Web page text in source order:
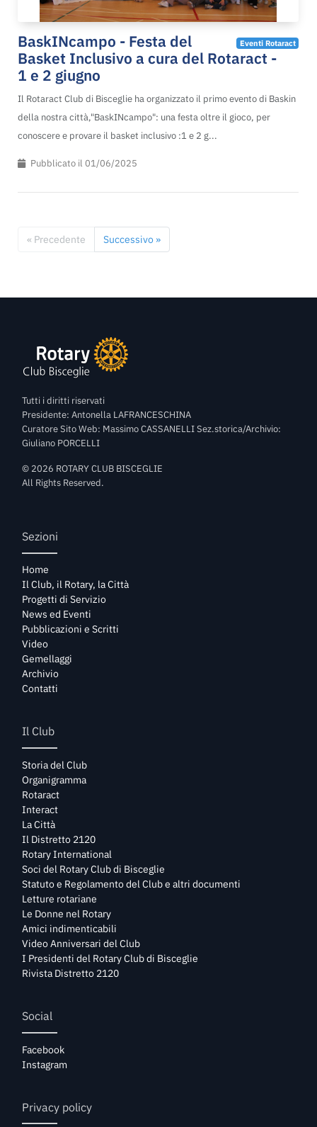
Eventi Rotaract
BaskINcampo - Festa del
Basket Inclusivo a cura del Rotaract -
1 e 2 giugno
Il Rotaract Club di Bisceglie ha organizzato il primo evento di Baskin
della nostra città,"BaskINcampo": una festa oltre il gioco, per
conoscere e provare il basket inclusivo :1 e 2 g...
Pubblicato il 01/06/2025
« Precedente Successivo »
Tutti i diritti riservati
Presidente: Antonella LAFRANCESCHINA
Curatore Sito Web: Massimo CASSANELLI Sez.storica/Archivio:
Giuliano PORCELLI
© 2026 ROTARY CLUB BISCEGLIE
All Rights Reserved.
Sezioni
Home
Il Club, il Rotary, la Città
Progetti di Servizio
News ed Eventi
Pubblicazioni e Scritti
Video
Gemellaggi
Archivio
Contatti
Il Club
Storia del Club
Organigramma
Rotaract
Interact
La Città
Il Distretto 2120
Rotary International
Soci del Rotary Club di Bisceglie
Statuto e Regolamento del Club e altri documenti
Letture rotariane
Le Donne nel Rotary
Amici indimenticabili
Video Anniversari del Club
I Presidenti del Rotary Club di Bisceglie
Rivista Distretto 2120
Social
Facebook
Instagram
Privacy policy